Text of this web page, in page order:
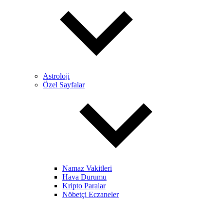
Astroloji
Özel Sayfalar
Namaz Vakitleri
Hava Durumu
Kripto Paralar
Nöbetçi Eczaneler